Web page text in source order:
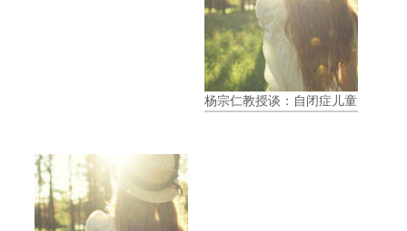
杨宗仁教授谈：自闭症儿童的四大